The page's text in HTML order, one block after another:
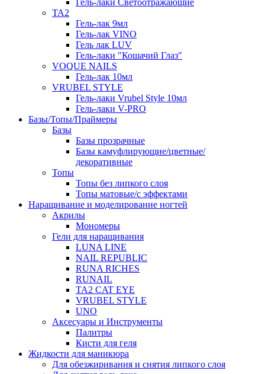
TA2
Гель-лак 9мл
Гель-лак VINO
Гель лак LUV
Гель-лаки "Кошачий Глаз"
VOQUE NAILS
Гель-лак 10мл
VRUBEL STYLE
Гель-лаки Vrubel Style 10мл
Гель-лаки V-PRO
Базы/Топы/Праймеры
Базы
Базы прозрачные
Базы камуфлирующие/цветные/
декоративные
Топы
Топы без липкого слоя
Топы матовые/с эффектами
Наращивание и моделирование ногтей
Акрилы
Мономеры
Гели для наращивания
LUNA LINE
NAIL REPUBLIC
RUNA RICHES
RUNAIL
TA2 CAT EYE
VRUBEL STYLE
UNO
Аксесуары и Инструменты
Палитры
Кисти для геля
Жидкости для маникюра
Для обезжиривания и снятия липкого слоя